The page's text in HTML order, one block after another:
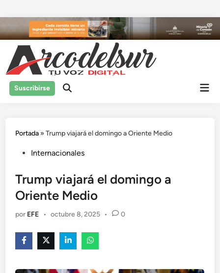
al
contenido
Suscribirse
Portada »Trump viajará el domingo a Oriente Medio
Publicado
Internacionales
Trump viajará el domingo a
Oriente Medio
por EFE • octubre 8, 2025 • 0